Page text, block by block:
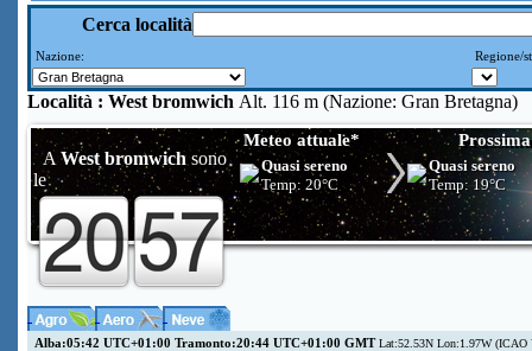
Cerca località
Nazione: Regione/
Località : West bromwich Alt. 116 m (Nazione: Gran Bretagna)
AWest bromwich sono
le
Meteo attuale*
Quasi sereno
Temp: 20°C
Quasi sereno
Temp: 19°C
Alba:05:42 UTC+01:00 Tramonto:20:44 UTC+01:00 GMTLat:52.53N Lon:1.97W (ICAO